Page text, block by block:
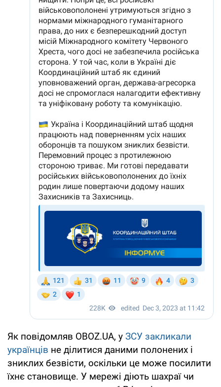
Як повідомляв OBOZ.UA, у ЗСУ закликали
українців не ділитися даними полонених і
зниклих безвісти, оскільки це може посилити
їхнє становище. У мережі діють шахраї чи